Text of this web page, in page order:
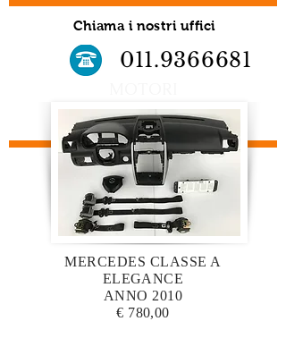
Chiama i nostri uffici
011.9366681
MERCEDES CLASSE A
ELEGANCE
ANNO 2010
€ 780,00